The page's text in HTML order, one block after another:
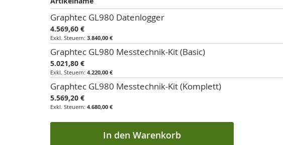
Artikel
für
gruppiertes
Produkt
Graphtec GL980 Datenlogger
4.569,60 €
3.840,00 €
Graphtec GL980 Messtechnik-Kit (Basic)
5.021,80 €
4.220,00 €
Graphtec GL980 Messtechnik-Kit (Komplett)
5.569,20 €
4.680,00 €
In den Warenkorb